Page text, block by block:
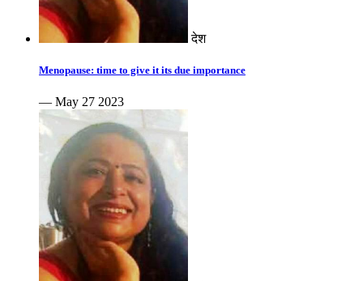
देश
Menopause: time to give it its due importance
— May 27 2023